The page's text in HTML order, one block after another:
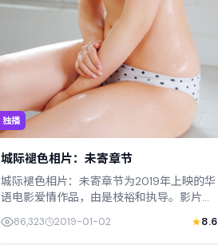
独播
城际褪色相片：未寄章节
城际褪色相片：未寄章节为2019年上映的华
语电影爱情作品，由是枝裕和执导。影片以
与杨紫琼的对手戏张力十足，...
86,323 2019-01-02 8.6